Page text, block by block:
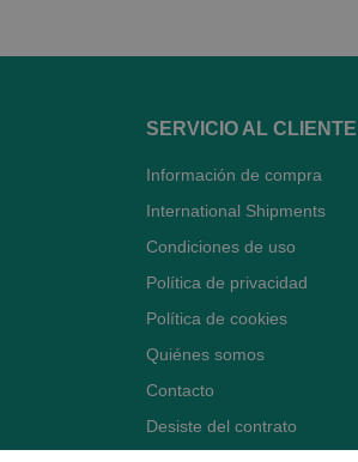
SERVICIO AL CLIENTE
Información de compra
International Shipments
Condiciones de uso
Política de privacidad
Política de cookies
Quiénes somos
Contacto
Desiste del contrato